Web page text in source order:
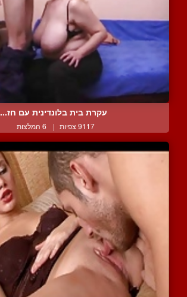
עקרת בית בלונדינית עם חז...
9117 צפיות | 6 המלצות